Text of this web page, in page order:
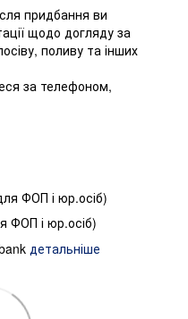
придбання ви
щодо догляду за
поливу та інших
за телефоном,
ФОП і юр.осіб)
ФОП і юр.осіб)
детальніше